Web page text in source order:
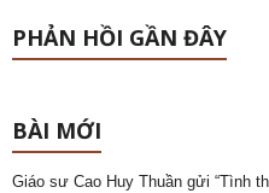
PHẢN HỒI GẦN ĐÂY
BÀI MỚI
Giáo sư Cao Huy Thuần gửi “Tình